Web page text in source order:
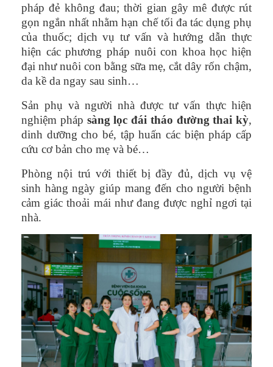
pháp đẻ không đau; thời gian gây mê được rút
gọn ngắn nhất nhằm hạn chế tối đa tác dụng phụ
của thuốc; dịch vụ tư vấn và hướng dẫn thực
hiện các phương pháp nuôi con khoa học hiện
đại như nuôi con bằng sữa mẹ, cắt dây rốn chậm,
da kề da ngay sau sinh…
Sản phụ và người nhà được tư vấn thực hiện
nghiệm pháp sàng lọc đái tháo đường thai kỳ,
dinh dưỡng cho bé, tập huấn các biện pháp cấp
cứu cơ bản cho mẹ và bé…
Phòng nội trú với thiết bị đầy đủ, dịch vụ vệ
sinh hàng ngày giúp mang đến cho người bệnh
cảm giác thoải mái như đang được nghỉ ngơi tại
nhà.